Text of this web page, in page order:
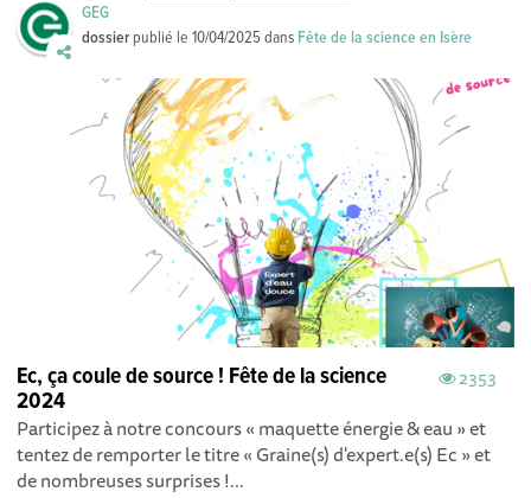
GEG
dossier publié le10/04/2025dans Fête de la science en Isère
2353
Ec, ça coule de source ! Fête de la science
2024
Participez à notre concours « maquette énergie & eau » et
tentez de remporter le titre « Graine(s) d'expert.e(s) Ec » et
de nombreuses surprises !...